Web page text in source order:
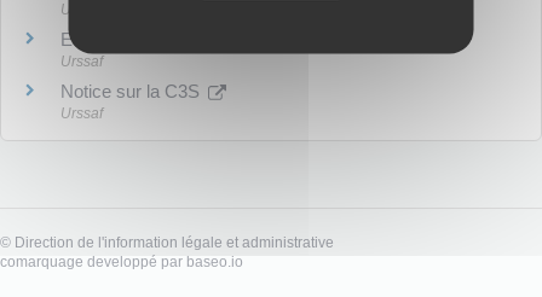
Urssaf
Espaces dédiés C3S-URSSAF.fr
Urssaf
Notice sur la C3S
Urssaf
© Direction de l'information légale et administrative
comarquage developpé par baseo.io